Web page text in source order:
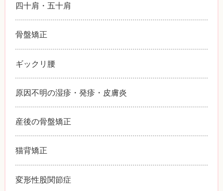
四十肩・五十肩
骨盤矯正
ギックリ腰
原因不明の湿疹・発疹・皮膚炎
産後の骨盤矯正
猫背矯正
変形性股関節症